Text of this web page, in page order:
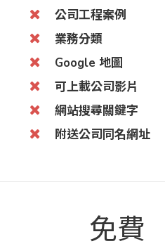
公司工程案例
業務分類
Google 地圖
可上載公司影片
網站搜尋關鍵字
附送公司同名網址
免費